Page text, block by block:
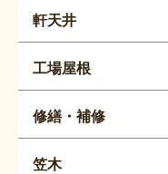
軒天井
工場屋根
修繕・補修
笠木